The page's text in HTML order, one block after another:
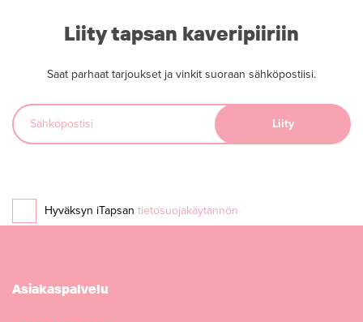
Liity tapsan kaveripiiriin
Saat parhaat tarjoukset ja vinkit suoraan sähköpostiisi.
Hyväksyn iTapsan tietosuojakäytännön
Asiakaspalvelu